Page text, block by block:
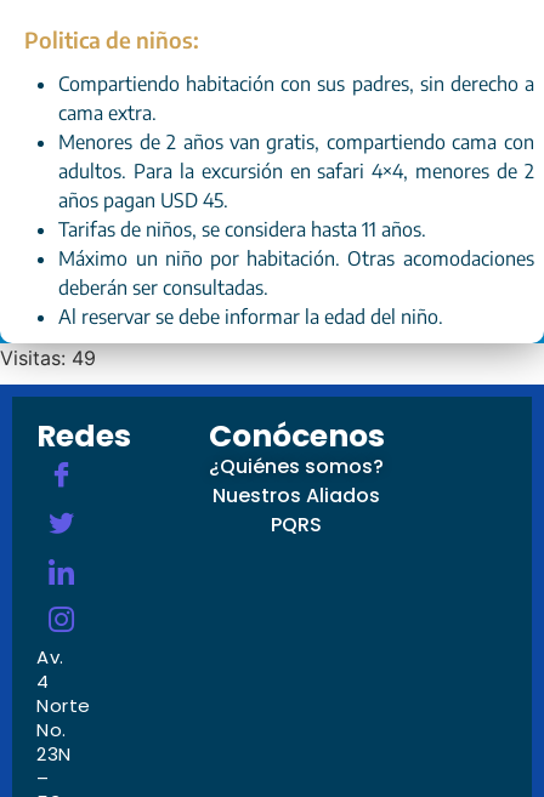
Politica de niños:
Compartiendo habitación con sus padres, sin derecho a
cama extra.
Menores de 2 años van gratis, compartiendo cama con
adultos. Para la excursión en safari 4×4, menores de 2
años pagan USD 45.
Tarifas de niños, se considera hasta 11 años.
Máximo un niño por habitación. Otras acomodaciones
deberán ser consultadas.
Al reservar se debe informar la edad del niño.
Visitas: 49
Redes
Av.
4
Norte
No.
23N
–
Conócenos
¿Quiénes somos?
Nuestros Aliados
PQRS